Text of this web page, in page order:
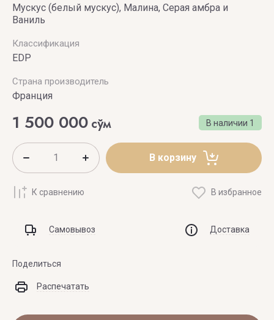
Мускус (белый мускус), Малина, Серая амбра и
Ваниль
Классификация
EDP
Страна производитель
Франция
В наличии 1
1 500 000 сўм
В корзину
К сравнению В избранное
Самовывоз Доставка
Поделиться
Распечатать